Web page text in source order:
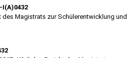
I(A)0432
des Magistrats zur Schülerentwicklung und